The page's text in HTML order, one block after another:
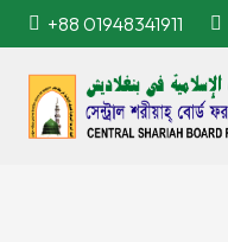
+88 01948341911